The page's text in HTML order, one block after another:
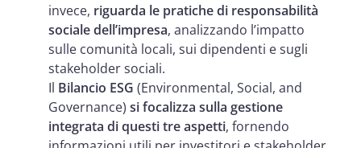
invece, riguarda le pratiche di responsabilità
sociale dell’impresa, analizzando l’impatto
sulle comunità locali, sui dipendenti e sugli
stakeholder sociali.
Il Bilancio ESG (Environmental, Social, and
Governance) si focalizza sulla gestione
integrata di questi tre aspetti, fornendo